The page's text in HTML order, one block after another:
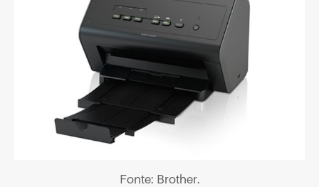
Fonte: Brother.